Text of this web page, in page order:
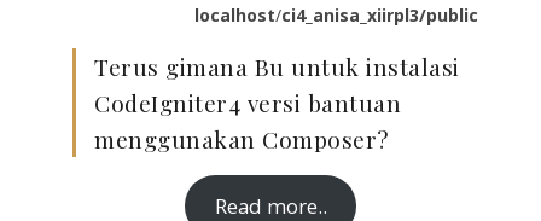
localhost/ci4_anisa_xiirpl3/public
Terus gimana Bu untuk instalasi
CodeIgniter4 versi bantuan
menggunakan Composer?
Read more..